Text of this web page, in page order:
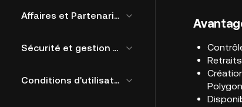
Affaires et Partenariat
Sécurité et gestion des risques
Conditions d'utilisation de KuCoin Web3